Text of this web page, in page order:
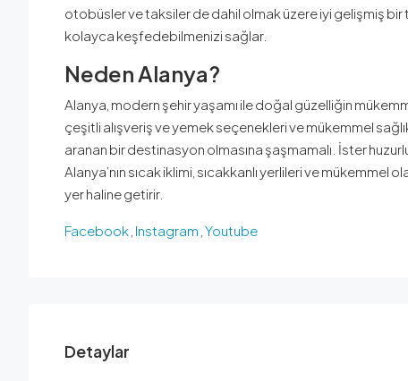
otobüsler ve taksiler de dahil olmak üzere iyi gelişmiş
kolayca keşfedebilmenizi sağlar.
Neden Alanya?
Alanya, modern şehir yaşamı ile doğal güzelliğin
çeşitli alışveriş ve yemek seçenekleri ve mükemmel
aranan bir destinasyon olmasına şaşmamalı. İster
Alanya’nın sıcak iklimi, sıcakkanlı yerlileri ve
yer haline getirir.
Facebook Instagram Youtube
Detaylar